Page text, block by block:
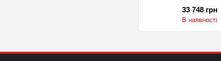
33 748 грн
В наявності